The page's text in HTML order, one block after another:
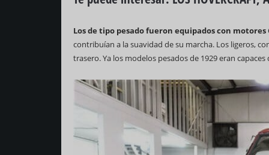
Los de tipo pesado fueron equipados con
contribuían a la suavidad de su marcha. Los ligeros,
trasero. Ya los modelos pesados de 1929 eran